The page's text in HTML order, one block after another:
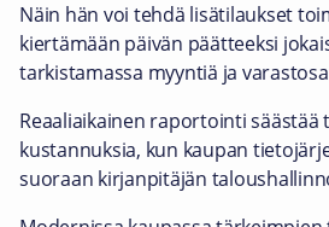
Näin hän voi tehdä lisätilaukset
kiertämään päivän päätteeksi
tarkistamassa myyntiä ja
Reaaliaikainen raportointi säästää
kustannuksia, kun kaupan
suoraan kirjanpitäjän